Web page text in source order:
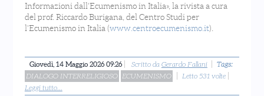
Informazioni dall'Ecumenismo in Italia», la rivista a cura
del prof. Riccardo Burigana, del Centro Studi per
l'Ecumenismo in Italia (www.centroecumenismo.it).
Giovedì, 14 Maggio 2026 09:26 Scritto da Gerardo Fallani
Tags:
DIALOGO INTERRELIGIOSO
ECUMENISMO
Letto 531 volte
Leggi tutto...